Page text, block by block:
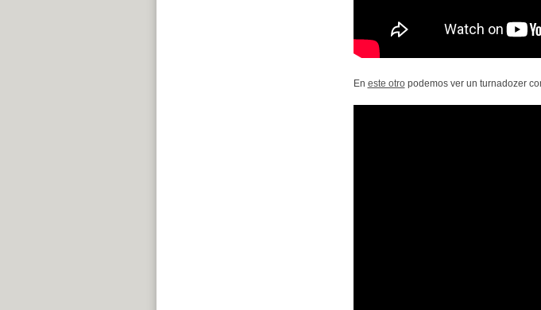
En este otropodemos ver un turnadozer